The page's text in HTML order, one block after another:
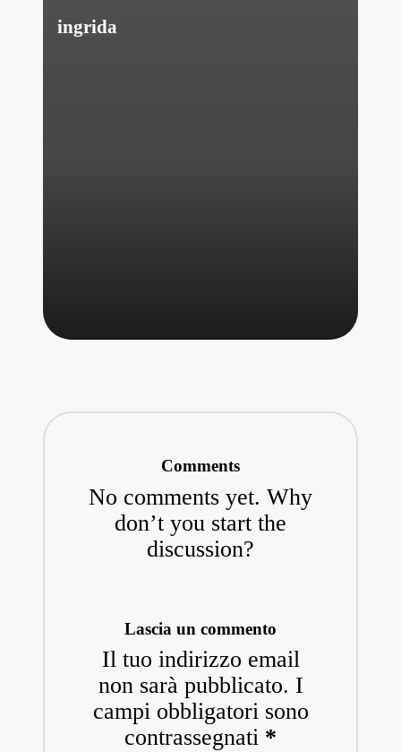
Posted
ingrida
Comments
No comments yet. Why
don’t you start the
discussion?
Lascia un commento
Il tuo indirizzo email
non sarà pubblicato. I
campi obbligatori sono
contrassegnati *